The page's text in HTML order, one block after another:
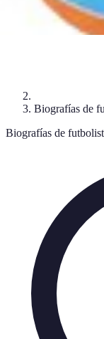
Biografías de
Biografías de